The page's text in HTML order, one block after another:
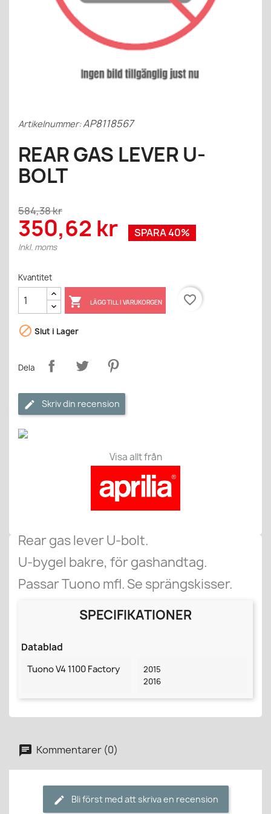
Artikelnummer:AP8118567
REAR GAS LEVER U-
BOLT
584,38 kr
350,62 kr SPARA 40%
Inkl. moms
Kvantitet
 LÄGG TILL I VARUKORGEN favorite_border
 Slut i Lager
Dela
Skriv din recension
Visa allt från
Rear gas lever U-bolt.
U-bygel bakre, för gashandtag.
Passar Tuono mfl. Se sprängskisser.
SPECIFIKATIONER
Datablad
Tuono V4 1100 Factory
2015
2016
Kommentarer (0)
Bli först med att skriva en recension